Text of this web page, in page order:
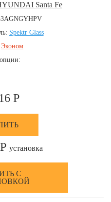
Santa Fe
Spektr Glass
Эконом
Р
установка
С